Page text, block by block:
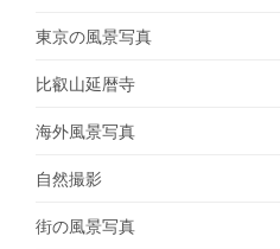
東京の風景写真
比叡山延暦寺
海外風景写真
自然撮影
街の風景写真